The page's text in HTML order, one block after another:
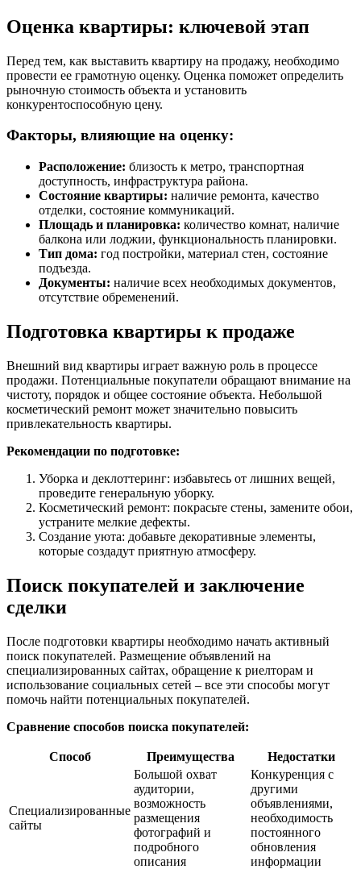
Оценка квартиры: ключевой этап
Перед тем, как выставить квартиру на продажу, необходимо
провести ее грамотную оценку. Оценка поможет определить
рыночную стоимость объекта и установить
конкурентоспособную цену.
Факторы, влияющие на оценку:
Расположение: близость к метро, транспортная
доступность, инфраструктура района.
Состояние квартиры: наличие ремонта, качество
отделки, состояние коммуникаций.
Площадь и планировка: количество комнат, наличие
балкона или лоджии, функциональность планировки.
Тип дома: год постройки, материал стен, состояние
подъезда.
Документы: наличие всех необходимых документов,
отсутствие обременений.
Подготовка квартиры к продаже
Внешний вид квартиры играет важную роль в процессе
продажи. Потенциальные покупатели обращают внимание на
чистоту, порядок и общее состояние объекта. Небольшой
косметический ремонт может значительно повысить
привлекательность квартиры.
Рекомендации по подготовке:
Уборка и деклоттеринг: избавьтесь от лишних вещей,
проведите генеральную уборку.
Косметический ремонт: покрасьте стены, замените обои,
устраните мелкие дефекты.
Создание уюта: добавьте декоративные элементы,
которые создадут приятную атмосферу.
Поиск покупателей и заключение
сделки
После подготовки квартиры необходимо начать активный
поиск покупателей. Размещение объявлений на
специализированных сайтах, обращение к риелторам и
использование социальных сетей – все эти способы могут
помочь найти потенциальных покупателей.
Сравнение способов поиска покупателей:
Способ Преимущества Недостатки
Специализированные
сайты
Большой охват
аудитории,
возможность
размещения
фотографий и
подробного
описания
Конкуренция с
другими
объявлениями,
необходимость
постоянного
обновления
информации